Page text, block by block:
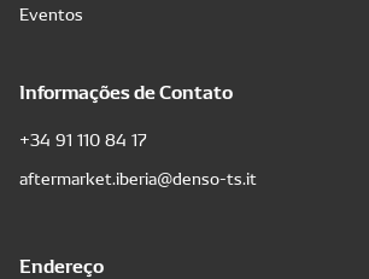
Eventos
Informações de Contato
+34 91 110 84 17
aftermarket.iberia@denso-ts.it
Endereço